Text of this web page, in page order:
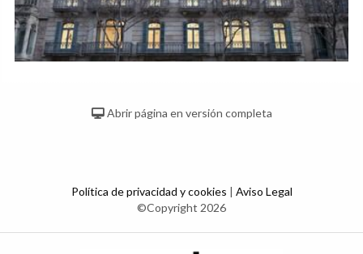
Abrir página en versión completa
Política de privacidad y cookies | Aviso Legal
©Copyright 2026